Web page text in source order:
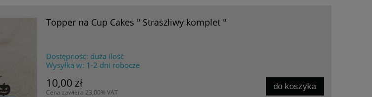
Topper na Cup Cakes " Straszliwy komplet "
Dostępność: duża ilość
Wysyłka w: 1-2 dni robocze
10,00 zł
Cena zawiera 23,00% VAT
do koszyka